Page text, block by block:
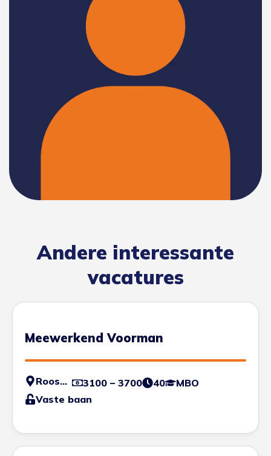
Andere interessante
vacatures
Meewerkend Voorman
Roosendaal 3100 – 3700 40
MBO
Vaste baan